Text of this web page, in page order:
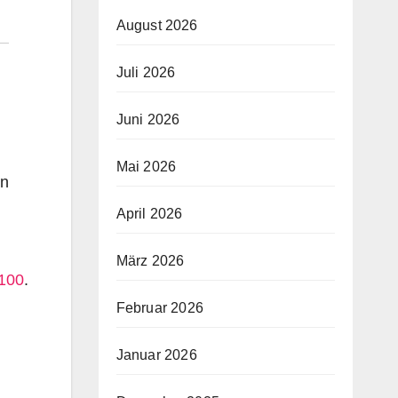
.
August 2026
Juli 2026
Juni 2026
Mai 2026
April 2026
März 2026
Februar 2026
Januar 2026